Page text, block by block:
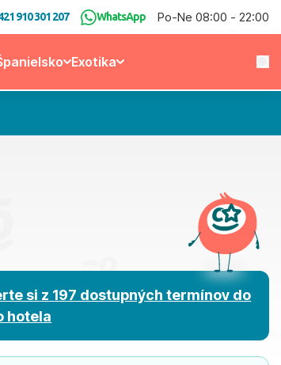
910 301 207 WhatsApp Po-Ne 08:00 - 22:00
Exotika
si z 197 dostupných termínov do
hotela